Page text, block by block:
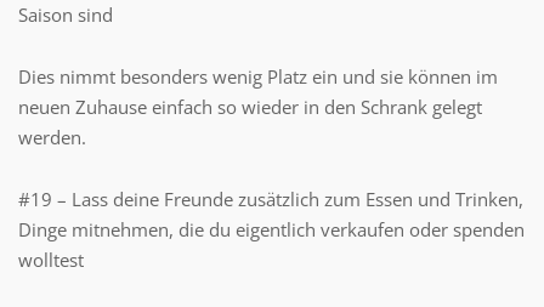
Saison sind
Dies nimmt besonders wenig Platz ein und sie können im
neuen Zuhause einfach so wieder in den Schrank gelegt
werden.
#19 – Lass deine Freunde zusätzlich zum Essen und Trinken,
Dinge mitnehmen, die du eigentlich verkaufen oder spenden
wolltest